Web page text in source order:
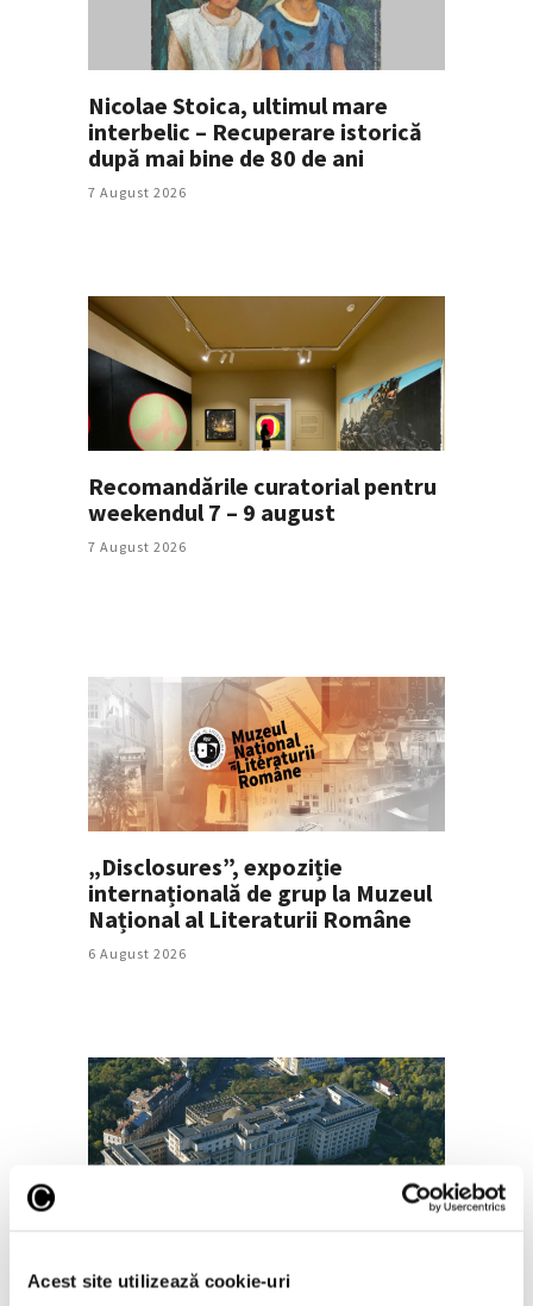
Acest site utilizează cookie-uri
Nicolae Stoica, ultimul mare
interbelic – Recuperare istorică
după mai bine de 80 de ani
7 August 2026
Recomandările curatorial pentru
weekendul 7 – 9 august
7 August 2026
„Disclosures”, expoziție
internațională de grup la Muzeul
Național al Literaturii Române
6 August 2026
de artă ale Academiei Române